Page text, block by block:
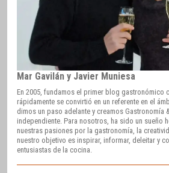
Mar Gavilán y Javier Muniesa
En 2005, fundamos el primer blog gastronómico
rápidamente se convirtió en un referente en el
dimos un paso adelante y creamos Gastronomía
independiente. Para nosotros, ha sido un sueño
nuestras pasiones por la gastronomía, la
nuestro objetivo es inspirar, informar, deleitar y
entusiastas de la cocina.